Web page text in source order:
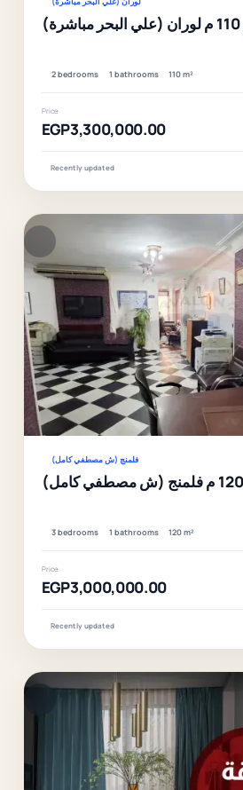
2 bedrooms 1 bathrooms 110 m²
Price
EGP3,300,000.00
Recently updated
فلمنج (ش مصطفي كامل)
3 bedrooms 1 bathrooms 120 m²
Price
EGP3,000,000.00
Recently updated